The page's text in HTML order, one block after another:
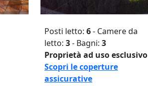
Posti letto: 6- Camere da
letto: 3- Bagni: 3
Proprietà ad uso esclusivo
Scopri le coperture
assicurative